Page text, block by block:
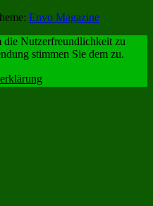
Envo Magazine
die Nutzerfreundlichkeit zu
stimmen Sie dem zu.